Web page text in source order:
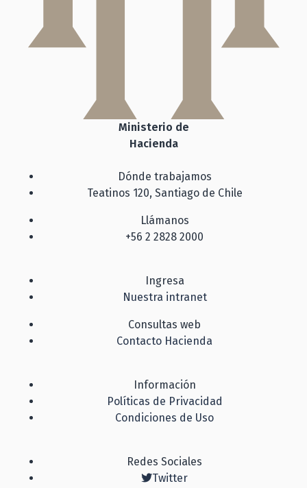
Ministerio de
Hacienda
Dónde trabajamos
Teatinos 120, Santiago de Chile
Llámanos
+56 2 2828 2000
Ingresa
Nuestra intranet
Consultas web
Contacto Hacienda
Información
Políticas de Privacidad
Condiciones de Uso
Redes Sociales
Twitter